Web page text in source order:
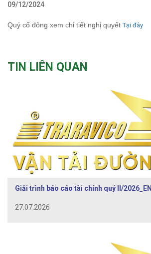
09/12/2024
Quý cổ đông xem chi tiết nghị quyếtTại đây
TIN LIÊN QUAN
Giải trình báo cáo tài chính quý II/2026_EN
27.07.2026